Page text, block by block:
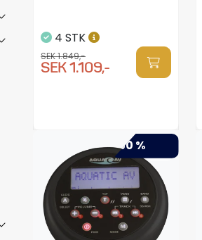
4 STK
SEK 1.849,-
SEK 1.109,-
-50 %